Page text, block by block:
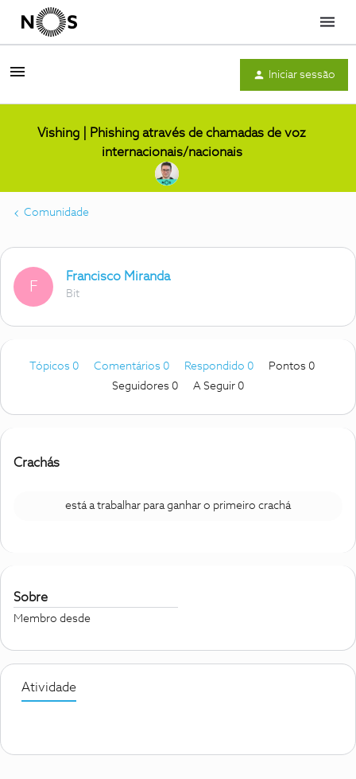
Menu
Iniciar sessão
Vishing | Phishing através de chamadas de voz
internacionais/nacionais
Comunidade
F
Francisco Miranda
Bit
Tópicos 0 Comentários 0 Respondido 0
Pontos 0
Seguidores 0 A Seguir 0
Crachás
está a trabalhar para ganhar o primeiro crachá
Sobre
Membro desde
Atividade